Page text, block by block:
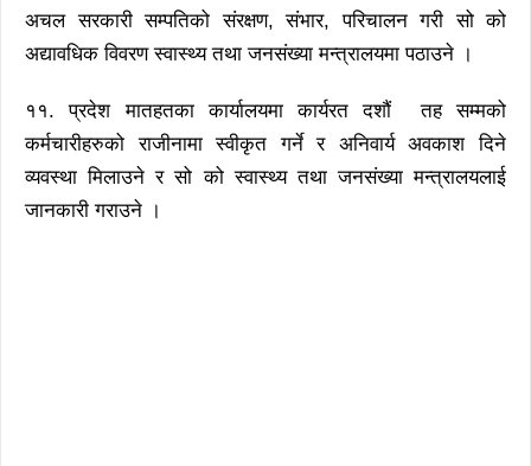
अचल सरकारी सम्पतिको संरक्षण, संभार, परिचालन गरी सो को
अद्यावधिक विवरण स्वास्थ्य तथा जनसंख्या मन्त्रालयमा पठाउने ।
११. प्रदेश मातहतका कार्यालयमा कार्यरत दशौं तह सम्मको
कर्मचारीहरुको राजीनामा स्वीकृत गर्ने र अनिवार्य अवकाश दिने
व्यवस्था मिलाउने र सो को स्वास्थ्य तथा जनसंख्या मन्त्रालयलाई
जानकारी गराउने ।